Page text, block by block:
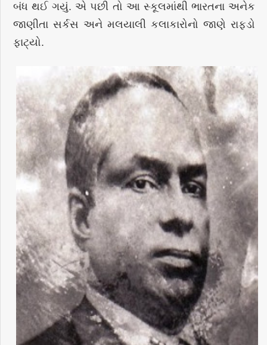
બંધ થઈ ગયું. એ પછી તો આ સ્કૂલમાંથી ભારતના અનેક
જાણીતા સર્કસ અને મલયાલી કલાકારોનો જાણે રાફડો
ફાટ્યો.